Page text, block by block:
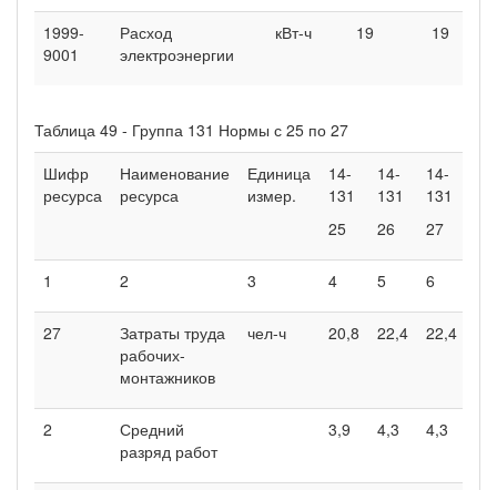
1999-
9001
Расход
электроэнергии
кВт-ч 19 19
Таблица 49 - Группа 131 Нормы с 25 по 27
Шифр
ресурса
Наименование
ресурса
Единица
измер.
14-
131
25
14-
131
26
14-
131
27
1 2 3 4 5 6
27
Затраты труда
рабочих-
монтажников
чел-ч 20,8 22,4 22,4
2
Средний
разряд работ
3,9 4,3 4,3